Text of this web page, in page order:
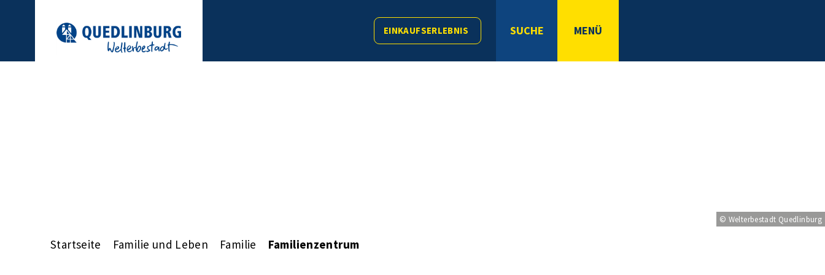
EINKAUFSERLEBNIS SUCHE MENÜ
© Welterbestadt Quedlinburg
Startseite Familie und Leben Familie Familienzentrum